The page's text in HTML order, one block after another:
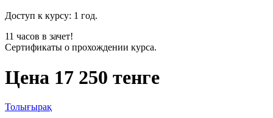
Доступ к курсу: 1 год.
11 часов в зачет!
Сертификаты о прохождении курса.
Цена 17 250 тенге
Толығырақ